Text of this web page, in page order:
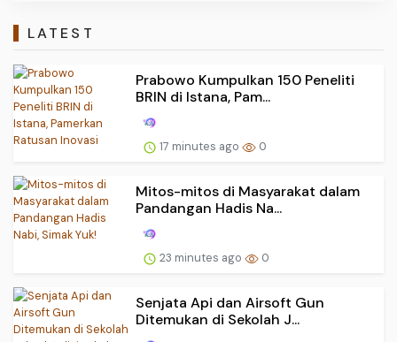
LATEST
Prabowo Kumpulkan 150 Peneliti
BRIN di Istana, Pam...
17 minutes ago 0
Mitos-mitos di Masyarakat dalam
Pandangan Hadis Na...
23 minutes ago 0
Senjata Api dan Airsoft Gun
Ditemukan di Sekolah J...